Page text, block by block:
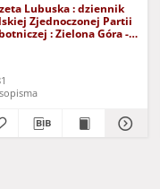
Lubuska : dziennik
Zjednoczonej Partii
: Zielona Góra -